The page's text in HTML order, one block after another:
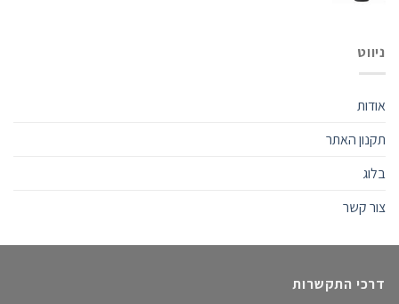
ניווט
אודות
תקנון האתר
בלוג
צור קשר
דרכי התקשרות